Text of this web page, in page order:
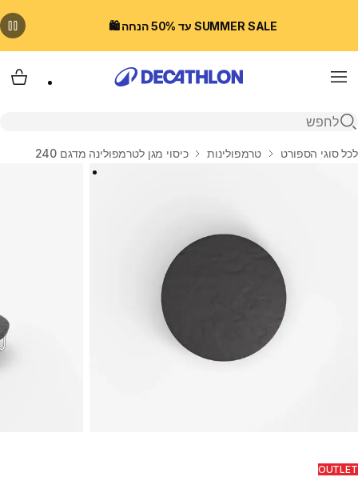
SUMMER SALE עד 50% הנחה 🛍️
Menu
פתיחת חיפוש
בית
לכל סוגי הספורט טרמפולינות כיסוי מגן לטרמפולינה מדגם 240
OUTLET